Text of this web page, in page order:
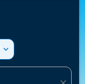
expand_more